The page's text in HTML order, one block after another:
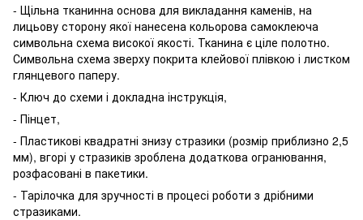
- Щільна тканинна основа для викладання каменів, на
лицьову сторону якої нанесена кольорова самоклеюча
символьна схема високої якості. Тканина є ціле полотно.
Символьна схема зверху покрита клейової плівкою і листком
глянцевого паперу.
- Ключ до схеми і докладна інструкція,
- Пінцет,
- Пластикові квадратні знизу стразики (розмір приблизно 2,5
мм), вгорі у стразиків зроблена додаткова огранювання,
розфасовані в пакетики.
- Тарілочка для зручності в процесі роботи з дрібними
стразиками.